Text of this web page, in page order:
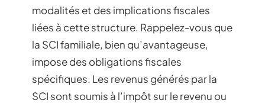
modalités et des implications fiscales
liées à cette structure. Rappelez-vous que
la SCI familiale, bien qu’avantageuse,
impose des obligations fiscales
spécifiques. Les revenus générés par la
SCI sont soumis à l’impôt sur le revenu ou